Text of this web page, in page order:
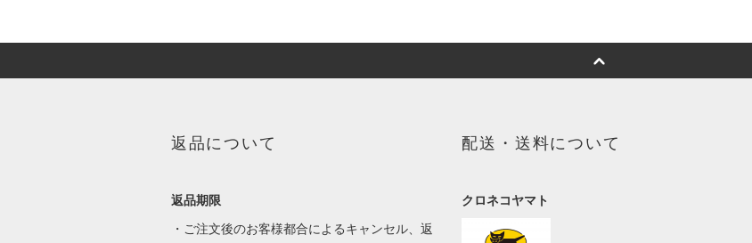
返品について
返品期限
・ご注文後のお客様都合によるキャンセル、返
配送・送料について
クロネコヤマト